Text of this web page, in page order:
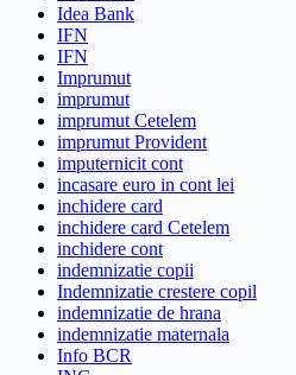
Idea Bank
IFN
IFN
Imprumut
imprumut
imprumut Cetelem
imprumut Provident
imputernicit cont
incasare euro in cont lei
inchidere card
inchidere card Cetelem
inchidere cont
indemnizatie copii
Indemnizatie crestere copil
indemnizatie de hrana
indemnizatie maternala
Info BCR